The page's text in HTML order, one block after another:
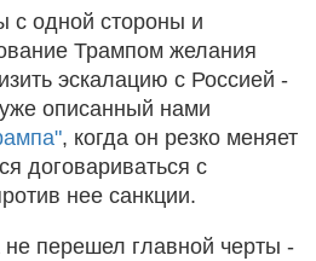
с одной стороны и
Трампом желания
эскалацию с Россией -
описанный нами
, когда он резко меняет
договариваться с
нее санкции.
перешел главной черты -